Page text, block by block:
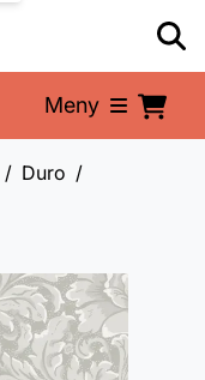
Meny
Duro